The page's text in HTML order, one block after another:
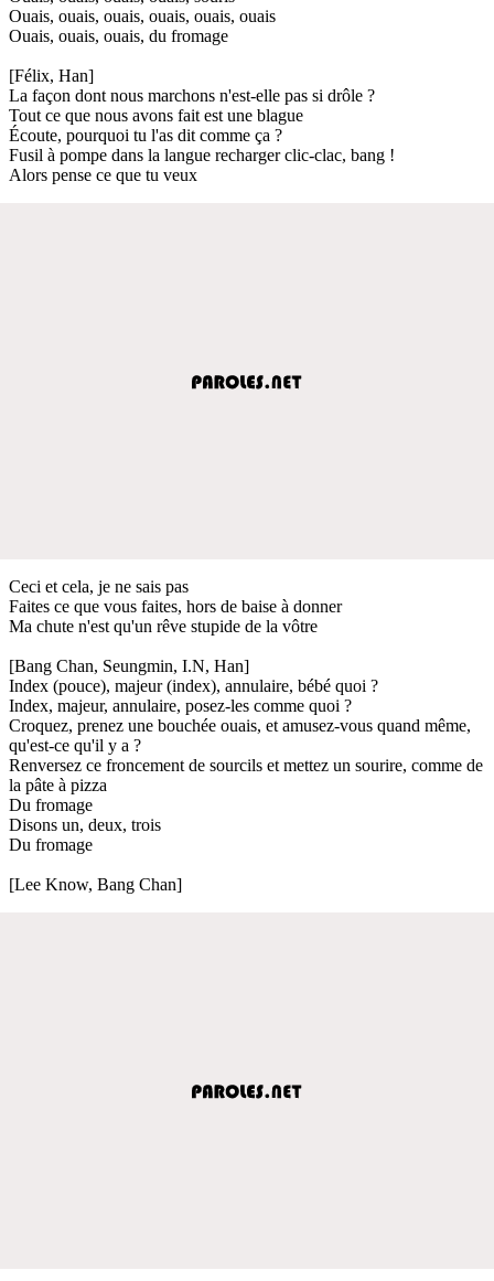
Ouais, ouais, ouais, ouais, ouais, ouais
Ouais, ouais, ouais, du fromage
[Félix, Han]
La façon dont nous marchons n'est-elle pas si drôle ?
Tout ce que nous avons fait est une blague
Écoute, pourquoi tu l'as dit comme ça ?
Fusil à pompe dans la langue recharger clic-clac, bang !
Alors pense ce que tu veux
Ceci et cela, je ne sais pas
Faites ce que vous faites, hors de baise à donner
Ma chute n'est qu'un rêve stupide de la vôtre
[Bang Chan, Seungmin, I.N, Han]
Index (pouce), majeur (index), annulaire, bébé quoi ?
Index, majeur, annulaire, posez-les comme quoi ?
Croquez, prenez une bouchée ouais, et amusez-vous quand même,
qu'est-ce qu'il y a ?
Renversez ce froncement de sourcils et mettez un sourire, comme de
la pâte à pizza
Du fromage
Disons un, deux, trois
Du fromage
[Lee Know, Bang Chan]